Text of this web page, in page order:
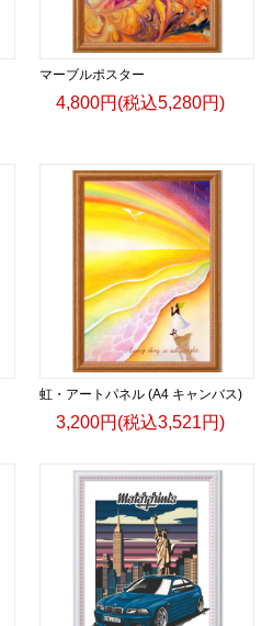
マーブルポスター
4,800円(税込5,280円)
虹・アートパネル (A4 キャンバス)
3,200円(税込3,521円)